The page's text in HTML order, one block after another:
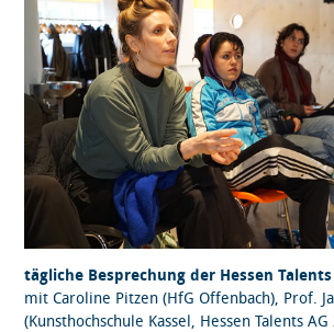
tägliche Besprechung der Hessen Talents
mit Caroline Pitzen (HfG Offenbach), Prof.
(Kunsthochschule Kassel, Hessen Talents